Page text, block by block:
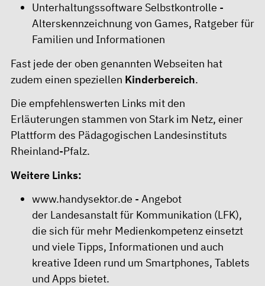
Unterhaltungssoftware Selbstkontrolle -
Alterskennzeichnung von Games, Ratgeber für
Familien und Informationen
Fast jede der oben genannten Webseiten hat
zudem einen speziellen Kinderbereich.
Die empfehlenswerten Links mit den
Erläuterungen stammen von Stark im Netz, einer
Plattform des Pädagogischen Landesinstituts
Rheinland-Pfalz.
Weitere Links:
www.handysektor.de - Angebot
der Landesanstalt für Kommunikation (LFK),
die sich für mehr Medienkompetenz einsetzt
und viele Tipps, Informationen und auch
kreative Ideen rund um Smartphones, Tablets
und Apps bietet.